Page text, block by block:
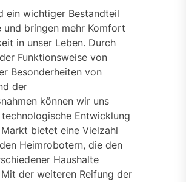
ein wichtiger Bestandteil
und bringen mehr Komfort
in unser Leben. Durch
Funktionsweise von
Besonderheiten von
der
können wir uns
Entwicklung
bietet eine Vielzahl
Heimrobotern, die den
Haushalte
der weiteren Reifung der